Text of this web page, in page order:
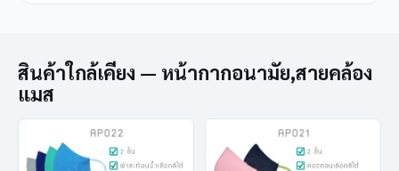
สินค้าใกล้เคียง — หน้ากากอนามัย,สายคล้อง
แมส